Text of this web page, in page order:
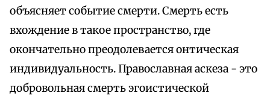
объясняет событие смерти. Смерть есть
вхождение в такое пространство, где
окончательно преодолевается онтическая
индивидуальность. Православная аскеза - это
добровольная смерть эгоистической